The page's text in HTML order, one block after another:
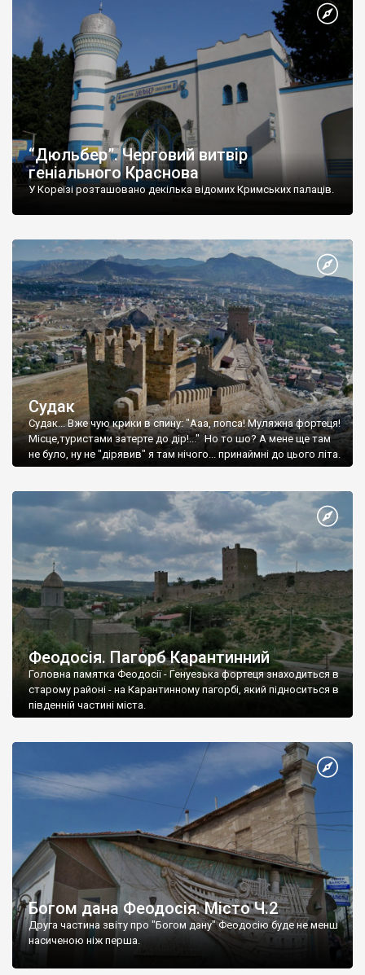
“Дюльбер”. Черговий витвір
геніального Краснова
У Кореїзі розташовано декілька відомих Кримських палаців.
Судак
Судак... Вже чую крики в спину: "Ааа, попса! Муляжна фортеця!
Місце,туристами затерте до дір!..." Но то шо? А мене ще там
не було, ну не "дірявив" я там нічого... принаймні до цього літа.
Феодосія. Пагорб Карантинний
Головна памятка Феодосії - Генуезька фортеця знаходиться в
старому районі - на Карантинному пагорбі, який підноситься в
південній частині міста.
Богом дана Феодосія. Місто Ч.2
Друга частина звіту про "Богом дану" Феодосію буде не менш
насиченою ніж перша.